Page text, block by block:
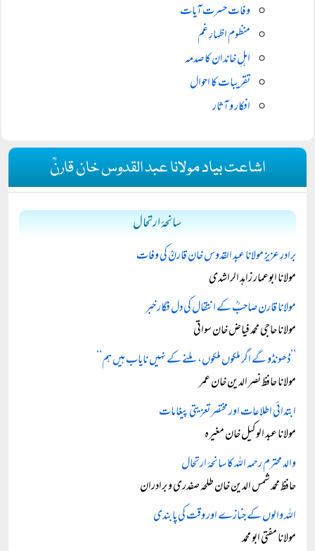
وفات حسرت آیات
منظوم اظہارِ غم
اہلِ خاندان کا صدمہ
تقریبات کا احوال
افکار و آثار
اشاعت بیاد مولانا عبد القدوس خان قارنؒ
سانحۂ ارتحال
برادرِ عزیز مولانا عبد القدوس خان قارنؒ کی وفات
مولانا ابوعمار زاہد الراشدی
مولانا قارن صاحبؒ کے انتقال کی دل فگار خبر
مولانا حاجی محمد فیاض خان سواتی
’’ڈھونڈو گے اگر ملکوں ملکوں، ملنے کے نہیں نایاب ہیں ہم‘‘
مولانا حافظ نصر الدین خان عمر
ابتدائی اطلاعات اور مختصر تعزیتی پیغامات
مولانا عبد الوکیل خان مغیرہ
والد محترم رحمہ اللہ کا سانحۂ ارتحال
حافظ محمد شمس الدین خان طلحہ صفدری و برادران
اللہ والوں کے جنازے اور وقت کی پابندی
مولانا مفتی ابو محمد